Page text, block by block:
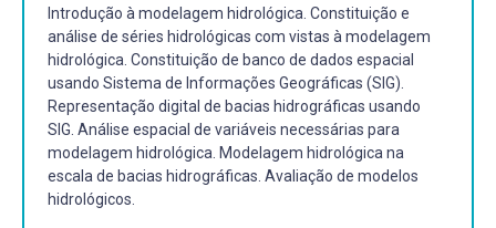
Introdução à modelagem hidrológica. Constituição e
análise de séries hidrológicas com vistas à modelagem
hidrológica. Constituição de banco de dados espacial
usando Sistema de Informações Geográficas (SIG).
Representação digital de bacias hidrográficas usando
SIG. Análise espacial de variáveis necessárias para
modelagem hidrológica. Modelagem hidrológica na
escala de bacias hidrográficas. Avaliação de modelos
hidrológicos.